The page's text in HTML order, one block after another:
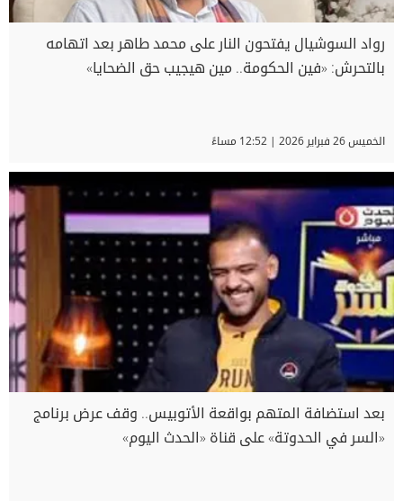
رواد السوشيال يفتحون النار على محمد طاهر بعد اتهامه
بالتحرش: «فين الحكومة.. مين هيجيب حق الضحايا»
الخميس 26 فبراير 2026 | 12:52 مساءً
بعد استضافة المتهم بواقعة الأتوبيس.. وقف عرض برنامج
«السر في الحدوتة» على قناة «الحدث اليوم»